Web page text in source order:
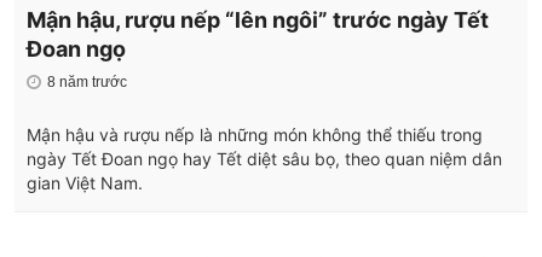
Mận hậu, rượu nếp “lên ngôi” trước ngày Tết
Đoan ngọ
8 năm trước
Mận hậu và rượu nếp là những món không thể thiếu trong
ngày Tết Đoan ngọ hay Tết diệt sâu bọ, theo quan niệm dân
gian Việt Nam.